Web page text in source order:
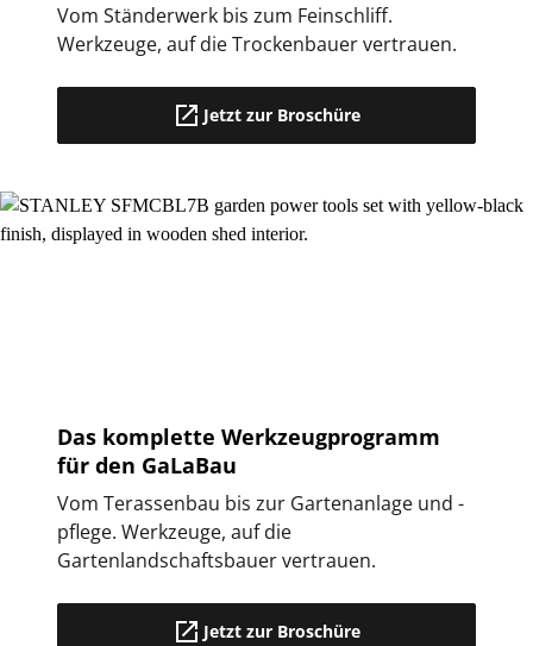
Vom Ständerwerk bis zum Feinschliff.
Werkzeuge, auf die Trockenbauer vertrauen.
Jetzt zur Broschüre
Das komplette Werkzeugprogramm
für den GaLaBau
Vom Terassenbau bis zur Gartenanlage und -
pflege. Werkzeuge, auf die
Gartenlandschaftsbauer vertrauen.
Jetzt zur Broschüre